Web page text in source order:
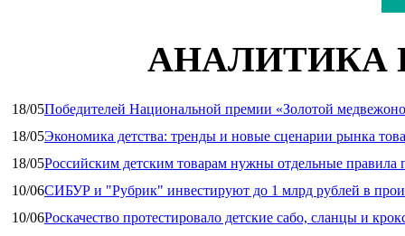
АНАЛИТИКА
18/05Победителей Национальной премии «Золотой
18/05Экономика детства: тренды и новые сценарии рынка
18/05Российским детским товарам нужны отдельные правила
10/06СИБУР и "Рубрик" инвестируют до 1 млрд рублей в
10/06Роскачество протестировало детские сабо, сланцы и